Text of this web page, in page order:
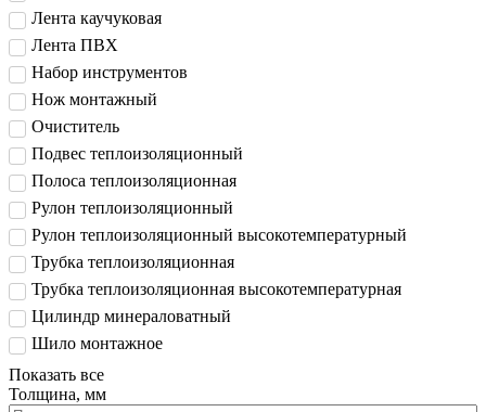
Лента каучуковая
Лента ПВХ
Набор инструментов
Нож монтажный
Очиститель
Подвес теплоизоляционный
Полоса теплоизоляционная
Рулон теплоизоляционный
Рулон теплоизоляционный высокотемпературный
Трубка теплоизоляционная
Трубка теплоизоляционная высокотемпературная
Цилиндр минераловатный
Шило монтажное
Показать все
Толщина, мм